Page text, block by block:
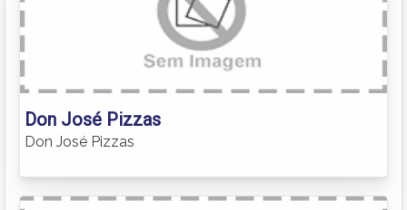
Don José Pizzas
Don José Pizzas